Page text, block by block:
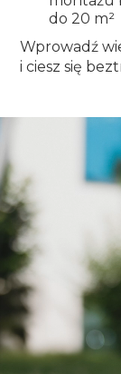
do 20 m²
Wprowadź
i ciesz się